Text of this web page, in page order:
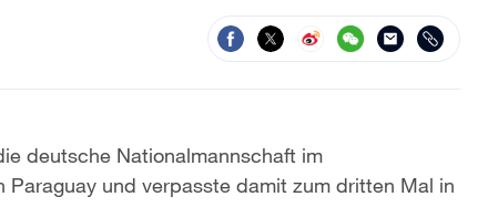
deutsche Nationalmannschaft im
und verpasste damit zum dritten Mal in